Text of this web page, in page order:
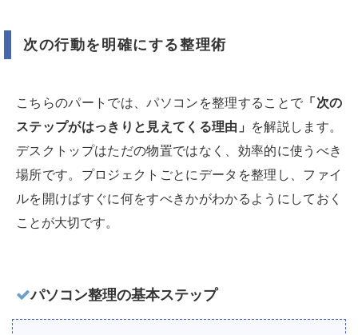
次の行動を明確にする整理術
こちらのパートでは、パソコンを整理することで 「次の
ステップがはっきりと見えてくる理由」
を解説します。
デスクトップはただの物置ではなく、効率的に使うべき
場所です。プロジェクトごとにデータを整理し、ファイ
ルを開けばすぐに何をすべきかがわかるようにしておく
ことが大切です。
パソコン整理の基本ステップ